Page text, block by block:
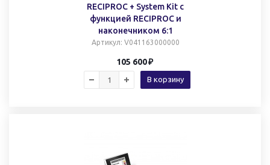
RECIPROC + System Kit c
функцией RECIPROC и
наконечником 6:1
Артикул: V041163000000
105 600
В корзину